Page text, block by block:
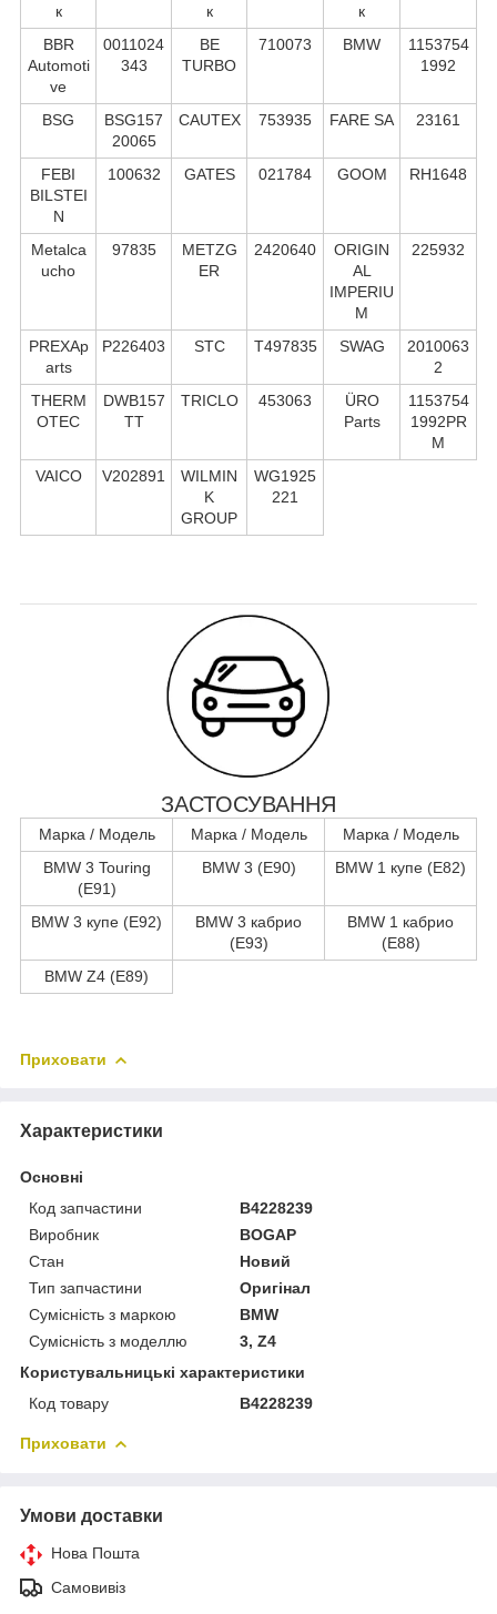
к
к
к
BBR
Automoti
ve
0011024
343
BE
TURBO
710073 BMW
1153754
1992
BSG
BSG157
20065
CAUTEX 753935 FARE SA 23161
FEBI
BILSTEI
N
100632 GATES 021784 GOOM RH1648
Metalca
ucho
97835
METZG
ER
2420640
ORIGIN
AL
IMPERIU
M
225932
PREXAp
arts
P226403 STC T497835 SWAG
2010063
2
THERM
OTEC
DWB157
TT
TRICLO 453063
ÜRO
Parts
1153754
1992PR
M
VAICO
V202891
WILMIN
K
GROUP
WG1925
221
ЗАСТОСУВАННЯ
Марка / Модель Марка / Модель
Марка / Модель
BMW 3 Touring
(E91)
BMW 3 (E90) BMW 1 купе (E82)
BMW 3 купе (E92)
BMW 3 кабрио
(E93)
BMW 1 кабрио
(E88)
BMW Z4 (E89)
Приховати
Характеристики
Основні
Код запчастини
B4228239
Виробник
BOGAP
Стан
Новий
Тип запчастини
Оригінал
Сумісність з маркою
BMW
Сумісність з моделлю
3, Z4
Користувальницькі характеристики
Код товару
B4228239
Приховати
Умови доставки
Нова Пошта
Самовивіз